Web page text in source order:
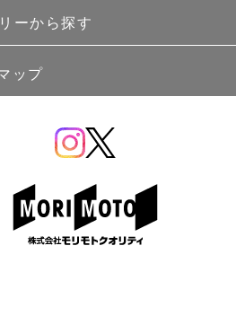
ーから探す
ップ